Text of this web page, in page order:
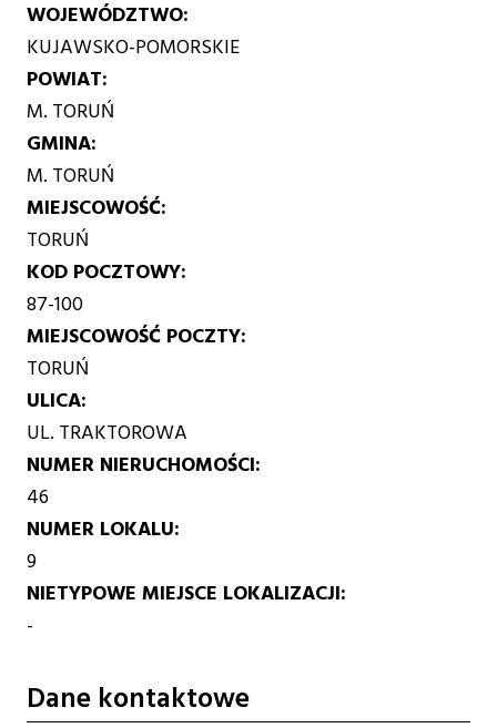
WOJEWÓDZTWO
KUJAWSKO-POMORSKIE
POWIAT
M. TORUŃ
GMINA
M. TORUŃ
MIEJSCOWOŚĆ
TORUŃ
KOD POCZTOWY
87-100
MIEJSCOWOŚĆ POCZTY
TORUŃ
ULICA
UL. TRAKTOROWA
NUMER NIERUCHOMOŚCI
46
NUMER LOKALU
9
NIETYPOWE MIEJSCE LOKALIZACJI
-
Dane kontaktowe